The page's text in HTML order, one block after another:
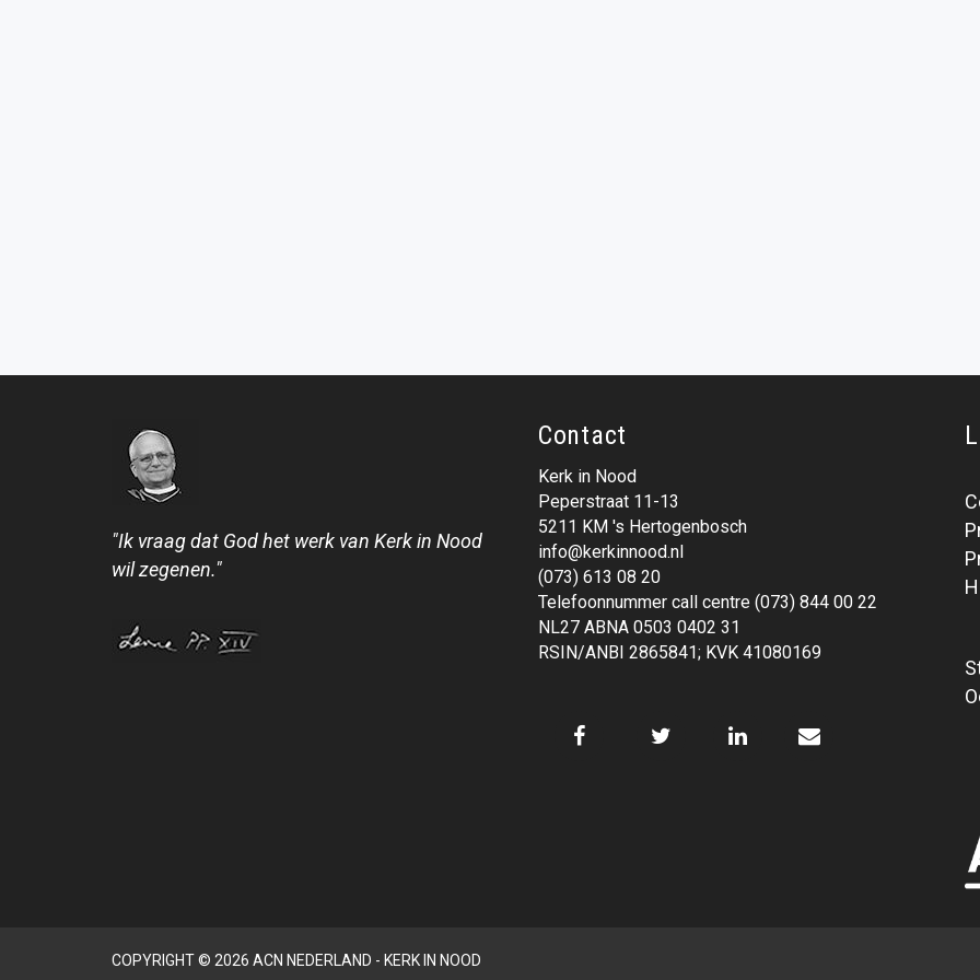
"Ik vraag dat God het werk van Kerk in Nood
wil zegenen."
Contact
Kerk in Nood
Peperstraat 11-13
5211 KM 's Hertogenbosch
info@kerkinnood.nl
(073) 613 08 20
Telefoonnummer call centre (073) 844 00 22
NL27 ABNA 0503 0402 31
RSIN/ANBI 2865841; KVK 41080169
COPYRIGHT © 2026 ACN NEDERLAND - KERK IN NOOD